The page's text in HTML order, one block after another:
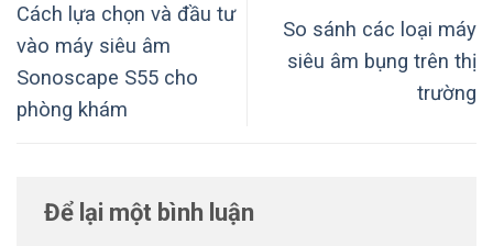
Cách lựa chọn và đầu tư
vào máy siêu âm
Sonoscape S55 cho
phòng khám
So sánh các loại máy
siêu âm bụng trên thị
trường
Để lại một bình luận